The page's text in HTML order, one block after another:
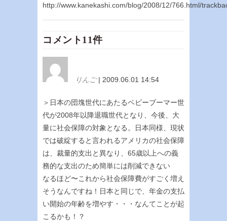
http://www.kanekashi.com/blog/2008/12/766.html/
コメント11件
りんご| 2009.06.01 14:54
＞日本の団塊世代にあたるベビーブーマー世
代が2008年以降退職世代となり、今後、大
量に社会保障の対象となる。日本同様、現状
では破綻すると言われるアメリカの社会保障
は、裁量的支出と異なり、65歳以上への義
務的な支出のため簡単には削減できない
なるほど〜これから社会保障費がすごく増え
そうなんですね！日本と同じで、年金の支払
い開始の年齢を増やす・・・なんてことが起
こるかも！？